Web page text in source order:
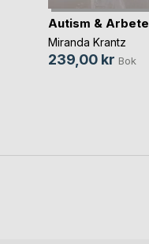
Autism & Arbete
Miranda Krantz
239,00 kr Bok